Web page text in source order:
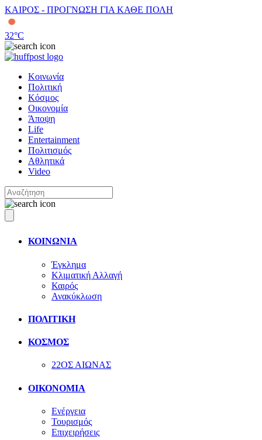
ΚΑΙΡΟΣ - ΠΡΟΓΝΩΣΗ ΓΙΑ ΚΑΘΕ ΠΟΛΗ
32°C
Κοινωνία
Πολιτική
Κόσμος
Οικονομία
Άποψη
Life
Entertainment
Πολιτισμός
Αθλητικά
Video
ΚΟΙΝΩΝΙΑ
Έγκλημα
Κλιματική Αλλαγή
Καιρός
Ανακύκλωση
ΠΟΛΙΤΙΚΗ
ΚΟΣΜΟΣ
22ΟΣ ΑΙΩΝΑΣ
ΟΙΚΟΝΟΜΙΑ
Ενέργεια
Τουρισμός
Επιχειρήσεις